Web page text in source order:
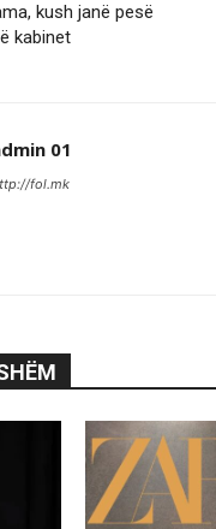
kush janë pesë
kabinet
01
fol.mk